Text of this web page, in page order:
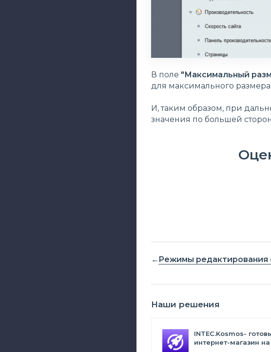
В поле "Максимальный
для максимального
И, таким образом, при
значения по большей
Режимы редактирования
Наши решения
INTEC.Kosmos-
интернет-магазин на